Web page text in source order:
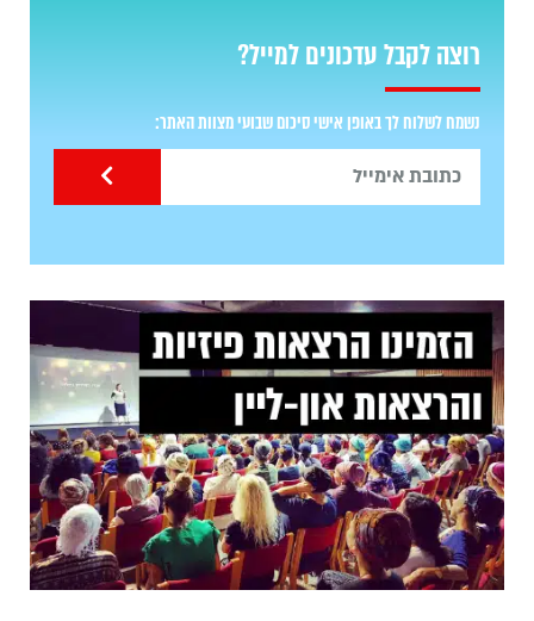
רוצה לקבל עדכונים למייל?
נשמח לשלוח לך באופן אישי סיכום שבועי מצוות האתר: